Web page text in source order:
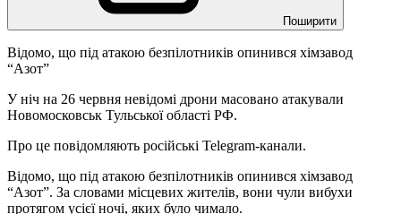
Поширити
Відомо, що під атакою безпілотників опинився хімзавод
“Азот”
У ніч на 26 червня невідомі дрони масовано атакували
Новомосковськ Тульської області РФ.
Про це повідомляють російські Telegram-канали.
Відомо, що під атакою безпілотників опинився хімзавод
“Азот”. За словами місцевих жителів, вони чули вибухи
протягом усієї ночі, яких було чимало.